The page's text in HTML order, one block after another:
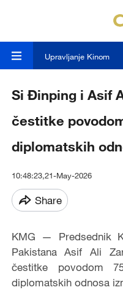
Upravljanje Kinom
Si Đinping i Asif
čestitke
diplomatskih
10:48:23,21-May-2026
Share
KMG — Predsednik
Pakistana Asif Ali
čestitke povodom
diplomatskih odnosa